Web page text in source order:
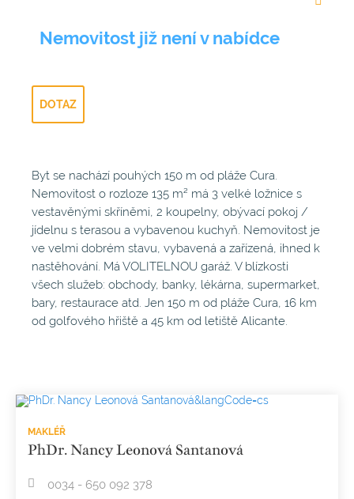
Nemovitost již není v nabídce
DOTAZ
Byt se nachází pouhých 150 m od pláže Cura.
Nemovitost o rozloze 135 m² má 3 velké ložnice s
vestavěnými skříněmi, 2 koupelny, obývací pokoj /
jídelnu s terasou a vybavenou kuchyň. Nemovitost je
ve velmi dobrém stavu, vybavená a zařízená, ihned k
nastěhování. Má VOLITELNOU garáž. V blízkosti
všech služeb: obchody, banky, lékárna, supermarket,
bary, restaurace atd. Jen 150 m od pláže Cura, 16 km
od golfového hřiště a 45 km od letiště Alicante.
MAKLÉŘ
PhDr. Nancy Leonová Santanová
0034 - 650 092 378